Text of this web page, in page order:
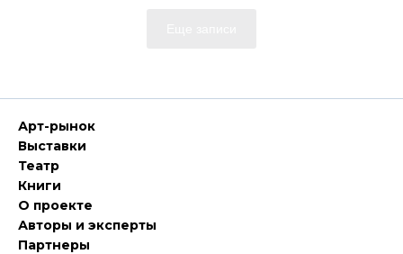
Арт-рынок
Выставки
Театр
Книги
О проекте
Авторы и эксперты
Партнеры